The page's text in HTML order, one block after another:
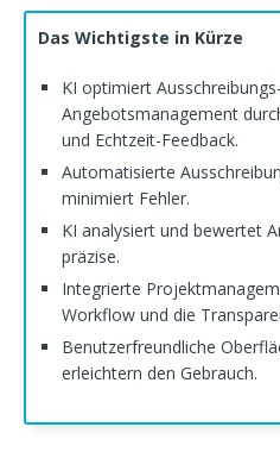
Das Wichtigste in Kürze
KI optimiert
Angebotsmanagement
und Echtzeit-Feedback.
Automatisierte
minimiert Fehler.
KI analysiert und bewertet
präzise.
Integrierte
Workflow und die
Benutzerfreundliche
erleichtern den Gebrauch.